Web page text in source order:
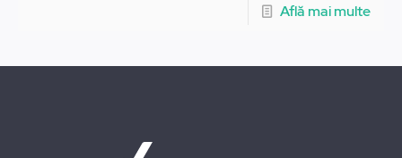
Află mai multe